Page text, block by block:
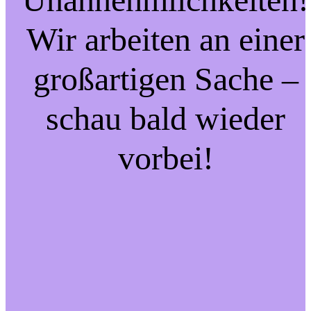
Wir arbeiten an einer
großartigen Sache –
schau bald wieder
vorbei!